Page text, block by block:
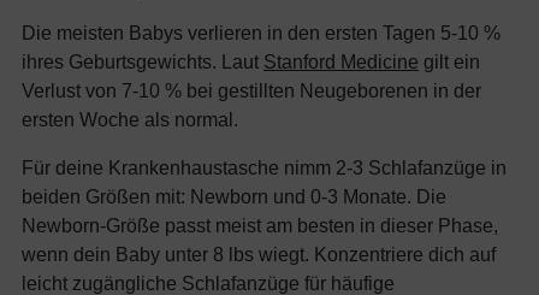
Die meisten Babys verlieren in den ersten Tagen 5-10 %
ihres Geburtsgewichts. Laut Stanford Medicine gilt ein
Verlust von 7-10 % bei gestillten Neugeborenen in der
ersten Woche als normal.
Für deine Krankenhaustasche nimm 2-3 Schlafanzüge in
beiden Größen mit: Newborn und 0-3 Monate. Die
Newborn-Größe passt meist am besten in dieser Phase,
wenn dein Baby unter 8 lbs wiegt. Konzentriere dich auf
leicht zugängliche Schlafanzüge für häufige